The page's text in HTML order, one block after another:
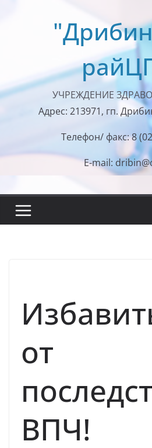
содержимому
УЧРЕЖДЕНИЕ
Адрес: 213971, гп.
Телефон/ факс: 8
E-mail:
от
ВПЧ!